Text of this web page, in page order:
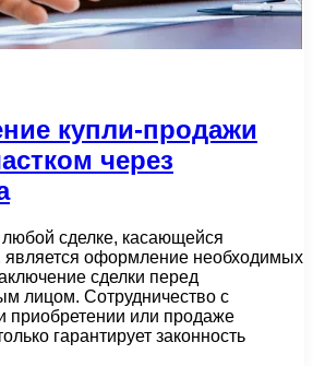
купли-продажи
через
сделке, касающейся
является оформление необходимых
сделки перед
лицом. Сотрудничество с
приобретении или продаже
гарантирует законность